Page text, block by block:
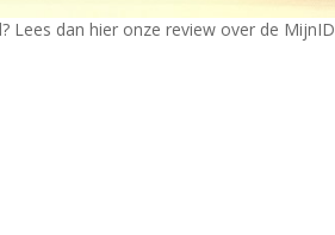
Lees dan hier onze review over de MijnID